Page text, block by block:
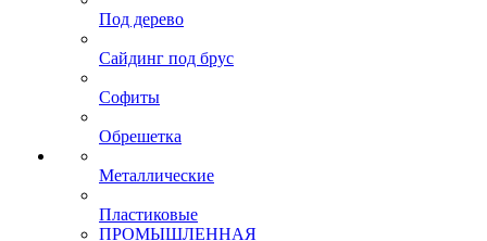
Под дерево
Сайдинг под брус
Софиты
Обрешетка
Металлические
Пластиковые
ПРОМЫШЛЕННАЯ